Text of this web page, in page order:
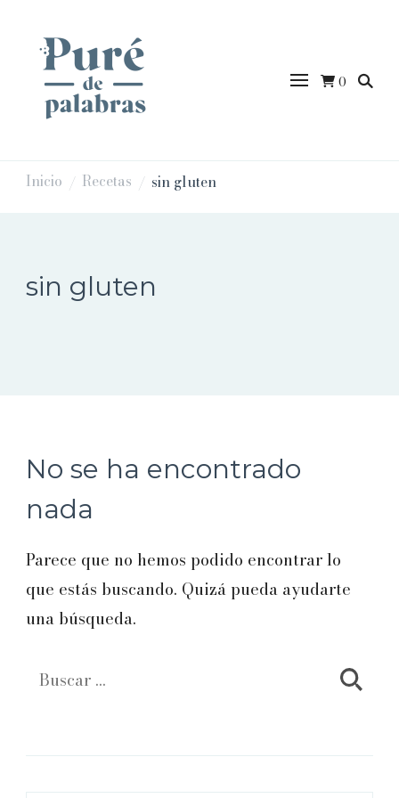
puredepalabras 0
Inicio / Recetas / sin gluten
sin gluten
No se ha encontrado
nada
Parece que no hemos podido encontrar lo
que estás buscando. Quizá pueda ayudarte
una búsqueda.
Buscar: